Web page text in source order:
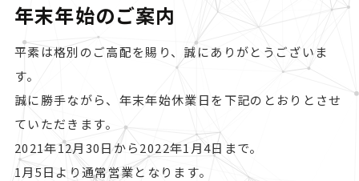
年末年始のご案内
平素は格別のご高配を賜り、誠にありがとうございま
す。
誠に勝手ながら、年末年始休業日を下記のとおりとさせ
ていただきます。
2021年12月30日から2022年1月4日まで。
1月5日より通常営業となります。